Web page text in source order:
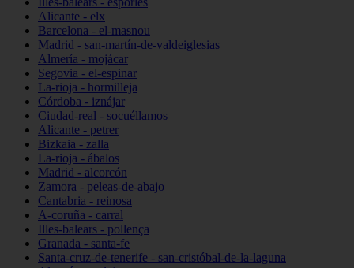
Alicante - elx
Barcelona - el-masnou
Madrid - san-martín-de-valdeiglesias
Almería - mojácar
Segovia - el-espinar
La-rioja - hormilleja
Córdoba - iznájar
Ciudad-real - socuéllamos
Alicante - petrer
Bizkaia - zalla
La-rioja - ábalos
Madrid - alcorcón
Zamora - peleas-de-abajo
Cantabria - reinosa
A-coruña - carral
Illes-balears - pollença
Granada - santa-fe
Santa-cruz-de-tenerife - san-cristóbal-de-la-laguna